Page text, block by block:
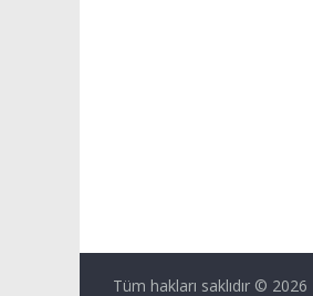
Tüm hakları saklıdır © 2026